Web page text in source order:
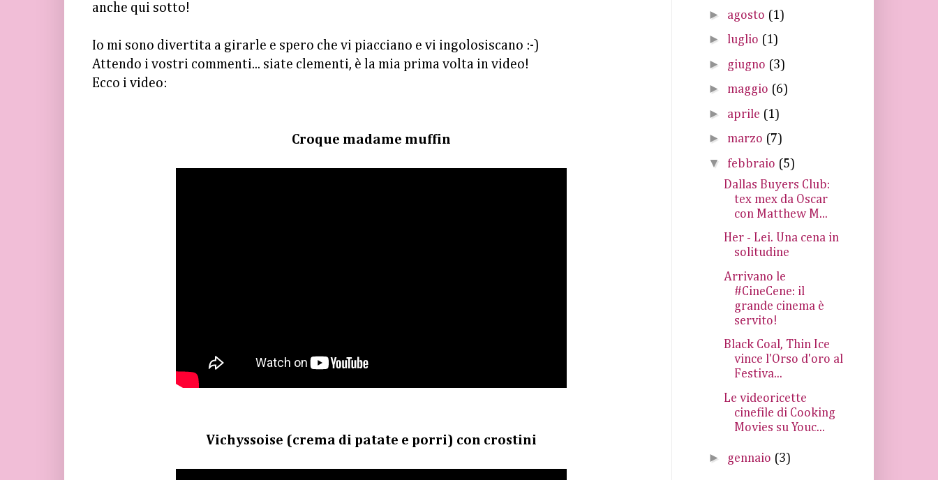
anche qui sotto!
Io mi sono divertita a girarle e spero che vi piacciano e vi ingolosiscano :-)
Attendo i vostri commenti... siate clementi, è la mia prima volta in video!
Ecco i video:
Croque madame muffin
Vichyssoise (crema di patate e porri) con crostini
► agosto (1)
► luglio (1)
► giugno (3)
► maggio (6)
► aprile (1)
► marzo (7)
▼ febbraio (5)
Dallas Buyers Club:
tex mex da Oscar
con Matthew M...
Her - Lei. Una cena in
solitudine
Arrivano le
#CineCene: il
grande cinema è
servito!
Black Coal, Thin Ice
vince l'Orso d'oro al
Festiva...
Le videoricette
cinefile di Cooking
Movies su Youc...
► gennaio (3)